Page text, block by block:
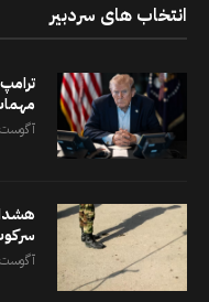
انتخاب های سردبیر
آگوست 7, 2026
آگوست 7, 2026